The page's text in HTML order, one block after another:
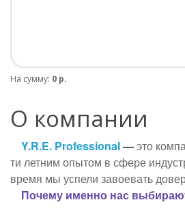
На сумму: 0 р.
О компании
Y.R.E. Professional—это
ти летним опытом в сфере
время мы успели завоевать
Почему именно нас